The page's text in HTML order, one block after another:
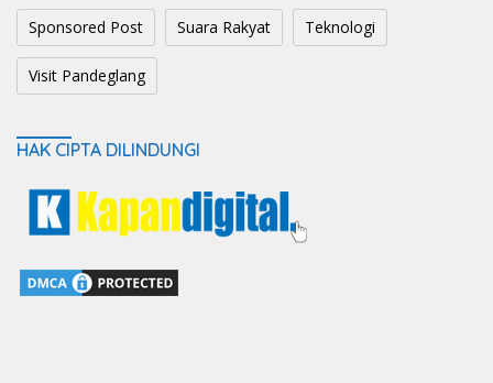
Sponsored Post Suara Rakyat Teknologi
Visit Pandeglang
HAK CIPTA DILINDUNGI